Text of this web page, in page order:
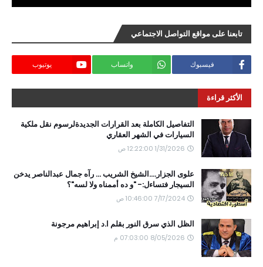
تابعنا على مواقع التواصل الاجتماعي
فيسبوك واتساب يوتيوب
الأكثر قراءة
التفاصيل الكاملة بعد القرارات الجديدةلرسوم نقل ملكية
السيارات في الشهر العقاري
1/31/2026 12:22:00 ص
علوى الجزار....الشيخ الشريب ... رآه جمال عبدالناصر يدخن
السيجار فتساءل:- "و ده أممناه ولا لسه"؟
7/17/2024 10:46:00 ص
الظل الذي سرق النور بقلم ا.د إبراهيم مرجونة
8/05/2026 07:03:00 م